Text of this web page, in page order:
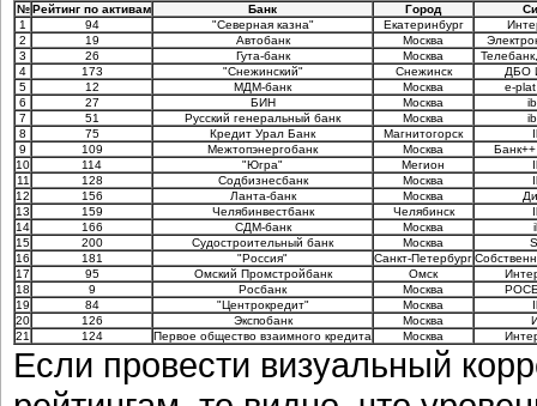
№ Рейтинг по активам Банк Город
1
94 "Северная казна" Екатеринбург
2
19 Автобанк Москва
3
26 Гута-банк Москва
4
173 "Снежинский" Снежинск
ДБО
5
12 МДМ-банк Москва
e-
6
27 БИН Москва
7
51 Русский генеральный банк Москва
8
75 Кредит Урал Банк Магнитогорск
9
109 Межтопэнергобанк Москва
10
114 "Югра" Мегион
11
128 Содбизнесбанк Москва
12
156 Ланта-банк Москва
13
159 Челябинвестбанк Челябинск
14
166 СДМ-банк Москва
15
200 Судостроительный банк Москва
16
181 "Россия" Санкт-Петербург
17
95 Омский Промстройбанк Омск
18
9 Росбанк Москва
19
84 "Центрокредит" Москва
20
126 Экспобанк Москва
21
124 Первое общество взаимного кредита Москва
Если провести визуальный